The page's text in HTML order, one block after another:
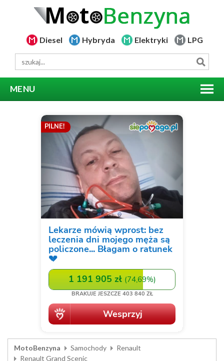
Diesel Hybryda Elektryki LPG
MENU
MotoBenzyna Samochody
Renault
Renault Grand Scenic